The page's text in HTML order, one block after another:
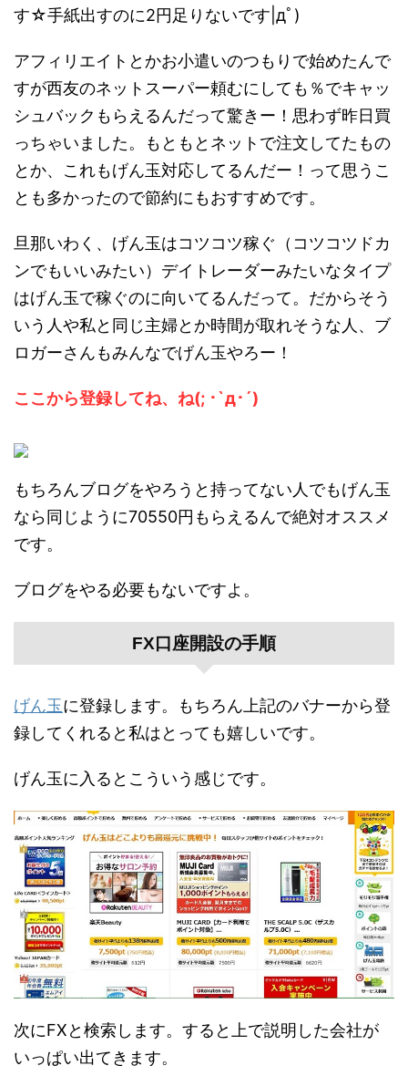
す☆手紙出すのに2円足りないです|дﾟ)
アフィリエイトとかお小遣いのつもりで始めたんで
すが西友のネットスーパー頼むにしても％でキャッ
シュバックもらえるんだって驚きー！思わず昨日買
っちゃいました。もともとネットで注文してたもの
とか、これもげん玉対応してるんだー！って思うこ
とも多かったので節約にもおすすめです。
旦那いわく、げん玉はコツコツ稼ぐ（コツコツドカ
ンでもいいみたい）デイトレーダーみたいなタイプ
はげん玉で稼ぐのに向いてるんだって。だからそう
いう人や私と同じ主婦とか時間が取れそうな人、ブ
ロガーさんもみんなでげん玉やろー！
ここから登録してね、ね(; ･`д･´)
もちろんブログをやろうと持ってない人でもげん玉
なら同じように70550円もらえるんで絶対オススメ
です。
ブログをやる必要もないですよ。
FX口座開設の手順
げん玉に登録します。もちろん上記のバナーから登
録してくれると私はとっても嬉しいです。
げん玉に入るとこういう感じです。
次にFXと検索します。すると上で説明した会社が
いっぱい出てきます。